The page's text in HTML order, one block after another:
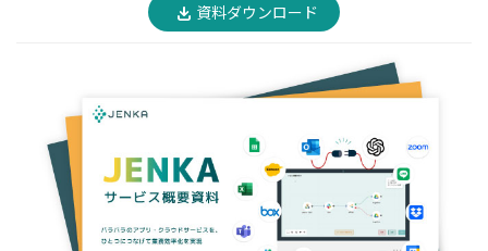
資料ダウンロード